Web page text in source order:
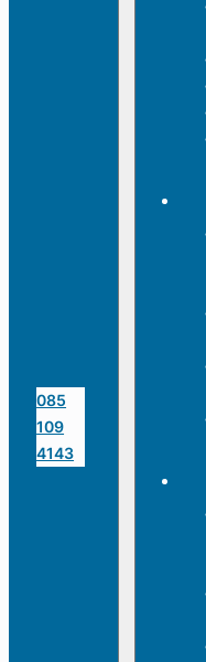
085
109
4143